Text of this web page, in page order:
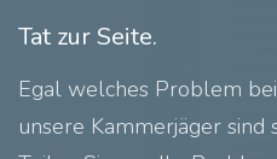
Tat zur Seite.
Egal welches Problem
unsere Kammerjäger